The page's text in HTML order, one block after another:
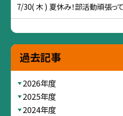
7/30( 木 ) 夏休み！部活動頑張って
過去記事
2026年度
2025年度
2024年度